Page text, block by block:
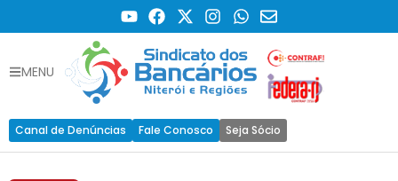
MENU
Canal de Denúncias Fale Conosco Seja Sócio